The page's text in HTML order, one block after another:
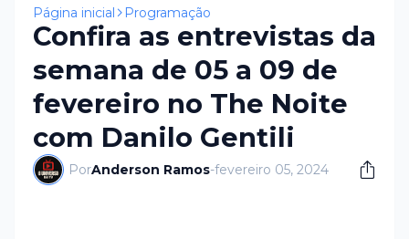
Página inicial Programação
Confira as entrevistas da
semana de 05 a 09 de
fevereiro no The Noite
com Danilo Gentili
PorAnderson Ramos-fevereiro 05, 2024